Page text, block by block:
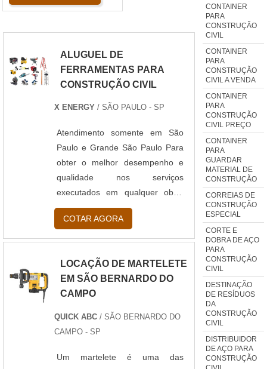
ALUGUEL DE
FERRAMENTAS PARA
CONSTRUÇÃO CIVIL
X ENERGY / SÃO PAULO - SP
Atendimento somente em São
Paulo e Grande São Paulo Para
obter o melhor desempenho e
qualidade nos serviços
executados em qualquer obra,
seja de grande ou pequeno
porte, sua empresa deve contar
com as ferramentas corretas.
apropriadas, acessórios e outros
itens, torna o investimento alto,
sem considerar as despesas
relaciona...
COTAR AGORA
LOCAÇÃO DE MARTELETE
EM SÃO BERNARDO DO
CAMPO
QUICK ABC / SÃO BERNARDO DO
CAMPO - SP
Um martelete é uma das
CONTAINER
PARA
CONSTRUÇÃO
CIVIL
CONTAINER
PARA
CONSTRUÇÃO
CIVIL A VENDA
CONTAINER
PARA
CONSTRUÇÃO
CIVIL PREÇO
CONTAINER
PARA
GUARDAR
MATERIAL DE
CONSTRUÇÃO
CORREIAS DE
CONSTRUÇÃO
ESPECIAL
CORTE E
DOBRA DE AÇO
PARA
CONSTRUÇÃO
CIVIL
DESTINAÇÃO
DE RESÍDUOS
DA
CONSTRUÇÃO
CIVIL
DISTRIBUIDOR
DE AÇO PARA
CONSTRUÇÃO